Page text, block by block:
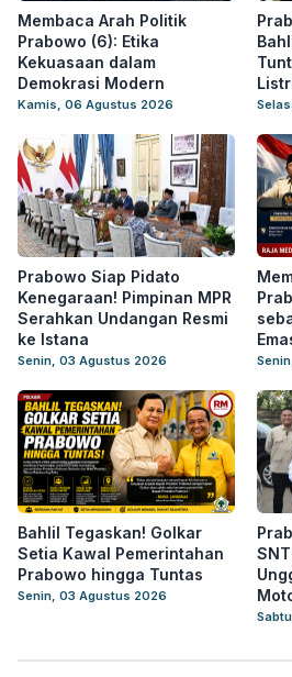
Membaca Arah Politik
Prabowo (6): Etika
Kekuasaan dalam
Demokrasi Modern
Kamis, 06 Agustus 2026
Prabowo Siap Pidato
Kenegaraan! Pimpinan MPR
Serahkan Undangan Resmi
ke Istana
Senin, 03 Agustus 2026
Bahlil Tegaskan! Golkar
Setia Kawal Pemerintahan
Prabowo hingga Tuntas
Senin, 03 Agustus 2026